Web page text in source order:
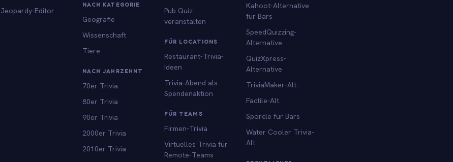
Jeopardy-Editor
NACH KATEGORIE
Geografie
Wissenschaft
Tiere
NACH JAHRZEHNT
70er Trivia
80er Trivia
90er Trivia
2000er Trivia
2010er Trivia
Pub Quiz
veranstalten
FÜR LOCATIONS
Restaurant-Trivia-
Ideen
Trivia-Abend als
Spendenaktion
FÜR TEAMS
Firmen-Trivia
Virtuelles Trivia für
Remote-Teams
Kahoot-Alternative
für Bars
SpeedQuizzing-
Alternative
QuizXpress-
Alternative
TriviaMaker-Alt.
Factile-Alt.
Sporcle für Bars
Water Cooler Trivia-
Alt.